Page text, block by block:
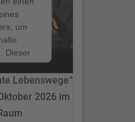
um
Dieser
zu
lesen
durch
Sie der
von Trier:
aktiv
Lebenswege“
2026 im